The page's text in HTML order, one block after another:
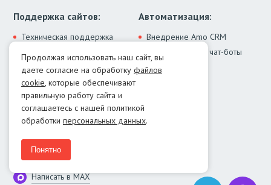
Поддержка сайтов:
Техническая поддержка
Модернизация сайта
Лечение от вирусов
Автоматизация:
Внедрение Amo CRM
ИИ-ассистенты и чат-боты
Интеграции
Контакты:
Москва:
+7 (499) 322-77-02
E-mail:
info@menocom.ru
Время работы:
Написать в Telegram
Написать в MAX
Продолжая использовать наш сайт, вы
даете согласие на обработку файлов
cookie, которые обеспечивают
правильную работу сайта и
соглашаетесь с нашей политикой
обработки персональных данных.
Понятно